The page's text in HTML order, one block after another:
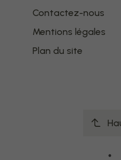
Contactez-nous
Mentions légales
Plan du site